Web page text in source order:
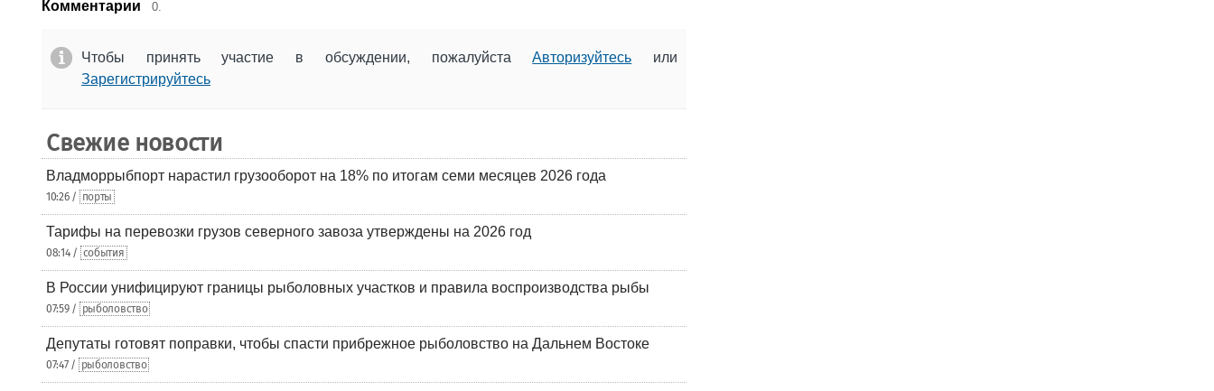
Комментарии 0.
Чтобы принять участие в обсуждении, пожалуйстаАвторизуйтесь или
Зарегистрируйтесь
Свежие новости
Владморрыбпорт нарастил грузооборот на 18% по итогам семи месяцев 2026 года
10:26 / порты
Тарифы на перевозки грузов северного завоза утверждены на 2026 год
08:14 / события
В России унифицируют границы рыболовных участков и правила воспроизводства рыбы
07:59 / рыболовство
Депутаты готовят поправки, чтобы спасти прибрежное рыболовство на Дальнем Востоке
07:47 / рыболовство